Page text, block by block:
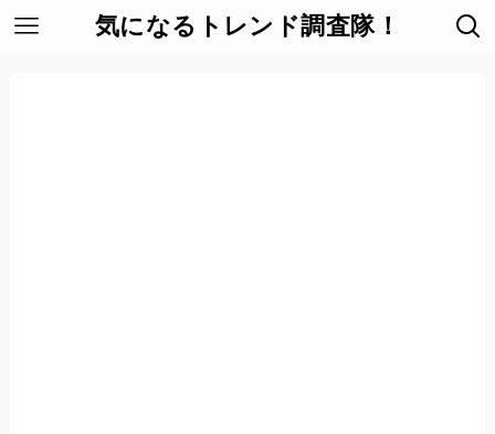
気になるトレンド調査隊！